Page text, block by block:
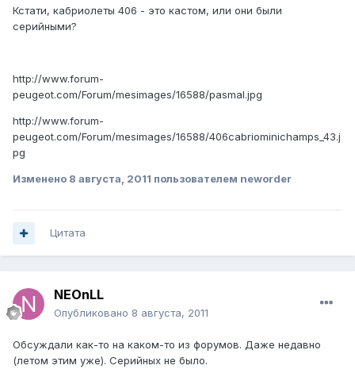
Кстати, кабриолеты 406 - это кастом, или они были
серийными?
http://www.forum-
peugeot.com/Forum/mesimages/16588/pasmal.jpg
http://www.forum-
peugeot.com/Forum/mesimages/16588/406cabriominichamps_43.j
pg
Изменено 8 августа, 2011 пользователем neworder
Цитата
NEOnLL
Опубликовано 8 августа, 2011
Обсуждали как-то на каком-то из форумов. Даже недавно
(летом этим уже). Серийных не было.